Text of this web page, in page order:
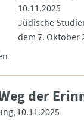
10.11.2025
Jüdische
dem 7. Oktober
der
10.11.2025